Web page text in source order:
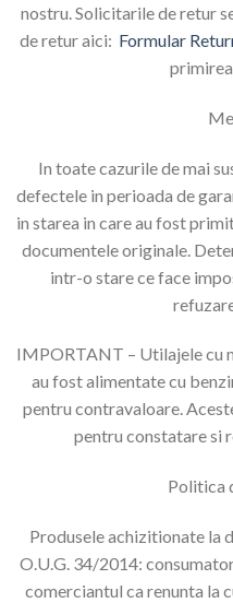
nostru. Solicitarile de retur
de retur aici: Formular
In toate cazurile de mai
defectele in perioada de
in starea in care au fost
documentele originale.
intr-o stare ce face
IMPORTANT – Utilajele cu
au fost alimentate cu
pentru contravaloare.
pentru constatare si
Politica
Produsele achizitionate la
O.U.G. 34/2014:
comerciantul ca renunta la